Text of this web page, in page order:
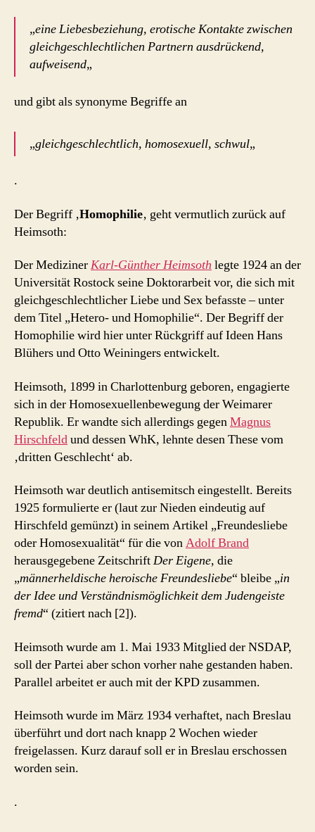
„eine Liebesbeziehung, erotische Kontakte zwischen
gleichgeschlechtlichen Partnern ausdrückend,
aufweisend„
und gibt als synonyme Begriffe an
„gleichgeschlechtlich, homosexuell, schwul„
.
Der Begriff ‚Homophilie‚ geht vermutlich zurück auf
Heimsoth:
Der MedizinerKarl-Günther Heimsoth legte 1924 an der
Universität Rostock seine Doktorarbeit vor, die sich mit
gleichgeschlechtlicher Liebe und Sex befasste – unter
dem Titel „Hetero- und Homophilie“. Der Begriff der
Homophilie wird hier unter Rückgriff auf Ideen Hans
Blühers und Otto Weiningers entwickelt.
Heimsoth, 1899 in Charlottenburg geboren, engagierte
sich in der Homosexuellenbewegung der Weimarer
Republik. Er wandte sich allerdings gegenMagnus
Hirschfeldund dessen WhK, lehnte desen These vom
‚dritten Geschlecht‘ ab.
Heimsoth war deutlich antisemitsch eingestellt. Bereits
1925 formulierte er (laut zur Nieden eindeutig auf
Hirschfeld gemünzt) in seinem Artikel „Freundesliebe
oder Homosexualität“ für die vonAdolf Brand
herausgegebene ZeitschriftDer Eigene, die
„männerheldische heroische Freundesliebe“ bleibe „in
der Idee und Verständnismöglichkeit dem Judengeiste
fremd“ (zitiert nach [2]).
Heimsoth wurde am 1. Mai 1933 Mitglied der NSDAP,
soll der Partei aber schon vorher nahe gestanden haben.
Parallel arbeitet er auch mit der KPD zusammen.
Heimsoth wurde im März 1934 verhaftet, nach Breslau
überführt und dort nach knapp 2 Wochen wieder
freigelassen. Kurz darauf soll er in Breslau erschossen
worden sein.
.